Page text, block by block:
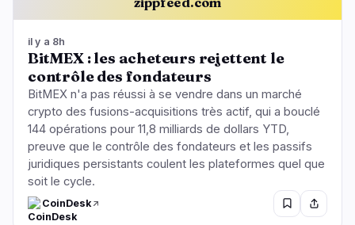
il y a 8h
BitMEX : les acheteurs rejettent le
contrôle des fondateurs
BitMEX n'a pas réussi à se vendre dans un marché
crypto des fusions-acquisitions très actif, qui a bouclé
144 opérations pour 11,8 milliards de dollars YTD,
preuve que le contrôle des fondateurs et les passifs
juridiques persistants coulent les plateformes quel que
soit le cycle.
CoinDesk